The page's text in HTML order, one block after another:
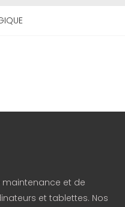
et de
et tablettes. Nos